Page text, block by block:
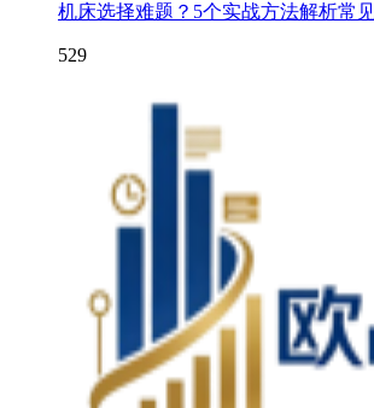
机床选择难题？5个实战方法解析常
529